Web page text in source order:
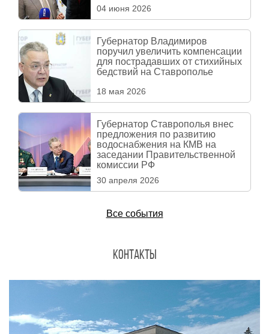
04 июня 2026
Губернатор Владимиров
поручил увеличить компенсации
для пострадавших от стихийных
бедствий на Ставрополье
18 мая 2026
Губернатор Ставрополья внес
предложения по развитию
водоснабжения на КМВ на
заседании Правительственной
комиссии РФ
30 апреля 2026
Все события
Контакты